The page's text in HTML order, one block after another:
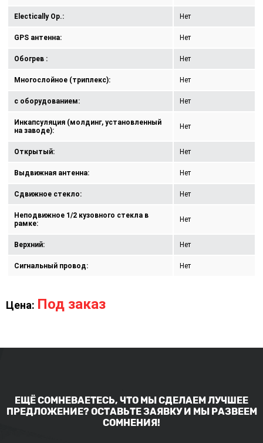
Electically Op.: Нет
GPS антенна: Нет
Обогрев : Нет
Многослойное (триплекс): Нет
с оборудованием: Нет
Инкапсуляция (молдинг, установленный
на заводе):
Нет
Открытый: Нет
Выдвижная антенна: Нет
Сдвижное стекло: Нет
Неподвижное 1/2 кузовного стекла в
рамке:
Нет
Верхний: Нет
Сигнальный провод: Нет
Цена: Под заказ
ЕЩЁ СОМНЕВАЕТЕСЬ, ЧТО МЫ СДЕЛАЕМ ЛУЧШЕЕ
ПРЕДЛОЖЕНИЕ? ОСТАВЬТЕ ЗАЯВКУ И МЫ РАЗВЕЕМ
СОМНЕНИЯ!